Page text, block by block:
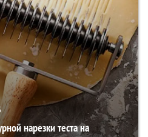
нарезки теста на